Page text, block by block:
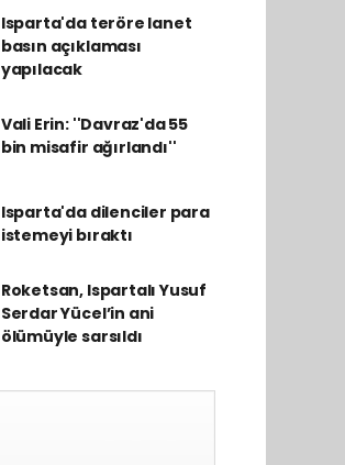
Isparta'da teröre lanet
basın açıklaması
yapılacak
Vali Erin: ''Davraz'da 55
bin misafir ağırlandı''
Isparta'da dilenciler para
istemeyi bıraktı
Roketsan, Ispartalı Yusuf
Serdar Yücel’in ani
ölümüyle sarsıldı